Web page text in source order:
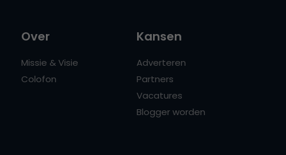
Over
Missie & Visie
Colofon
Kansen
Adverteren
Partners
Vacatures
Blogger worden